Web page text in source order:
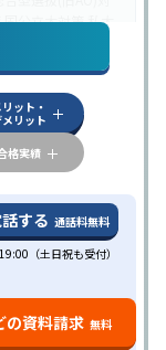
国公立大対策私大
)対策
その
能 不登校生に対
オンライン対応
受講可発達障害
リット・
リット
格実績
する 通話料無料
（土日祝も受付）
の資料請求 無料